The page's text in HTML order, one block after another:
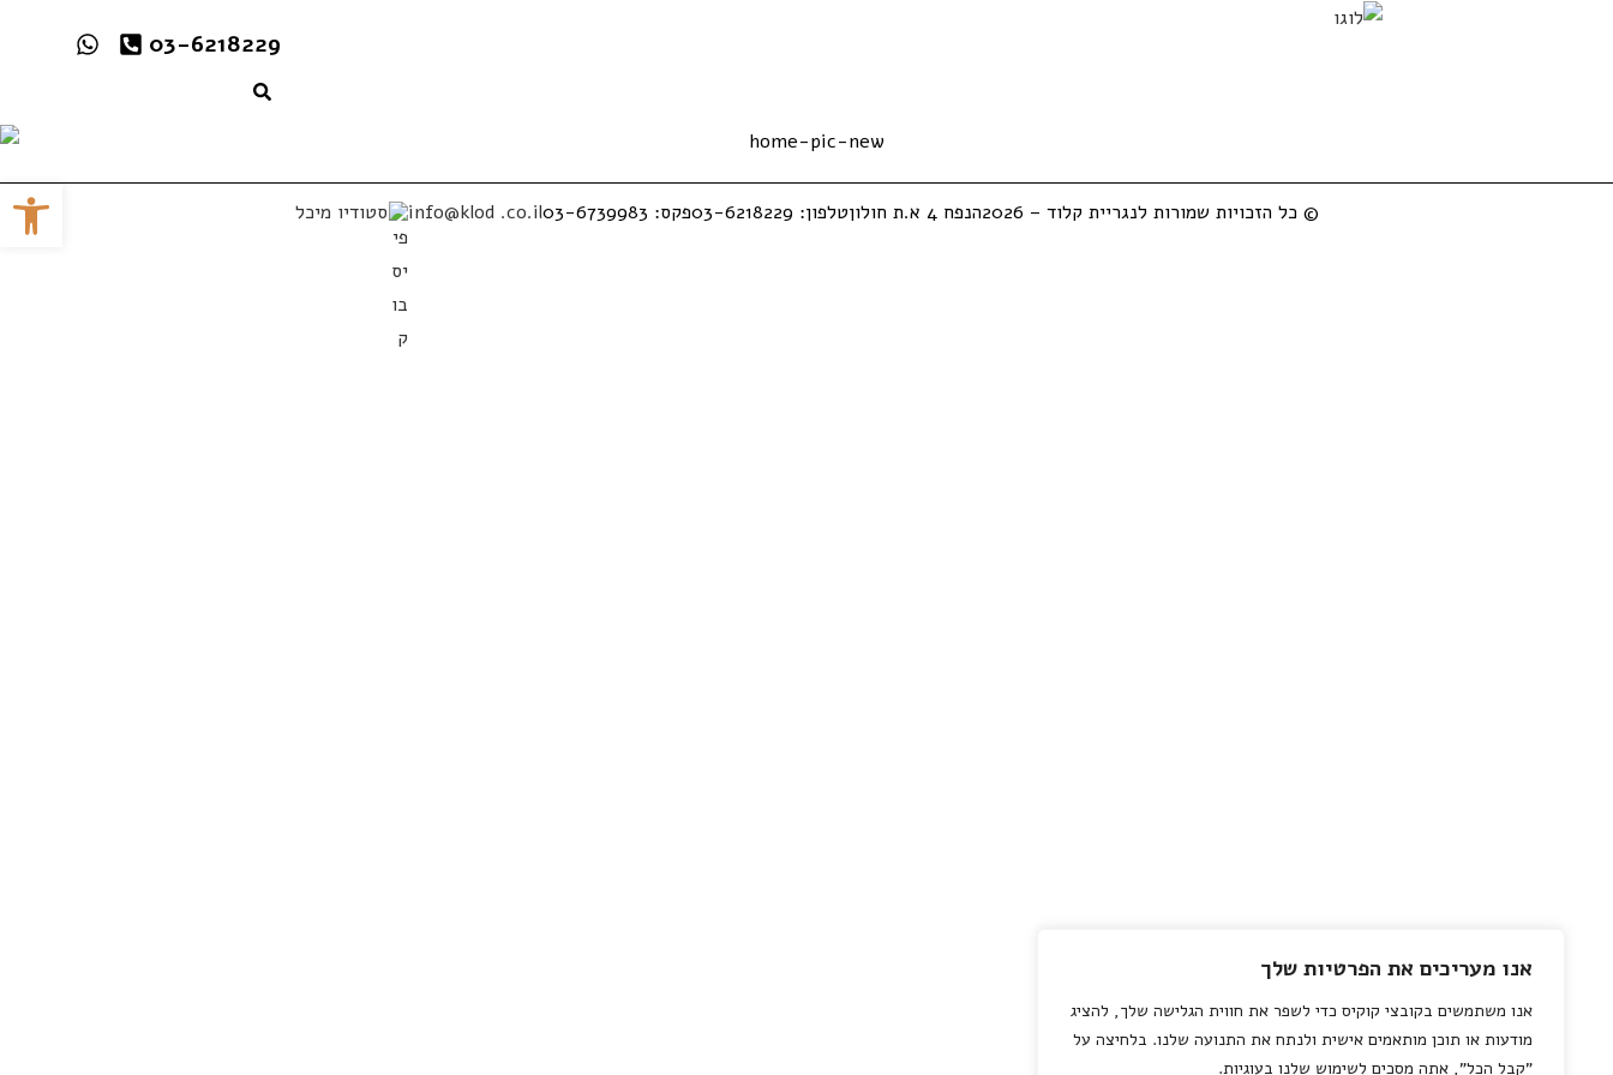
אנו מעריכים את הפרטיות שלך
אנו משתמשים בקובצי קוקיס כדי לשפר את חווית הגלישה שלך, להציג
מודעות או תוכן מותאמים אישית ולנתח את התנועה שלנו. בלחיצה על
"קבל הכל", אתה מסכים לשימוש שלנו בעוגיות.
03-6218229
© כל הזכויות שמורות לנגריית קלוד – 2026 הנפח 4 א.ת חולון טלפון: 03-6218229 פקס: 03-6739983 info@klod .co.il סטודיו מיכל